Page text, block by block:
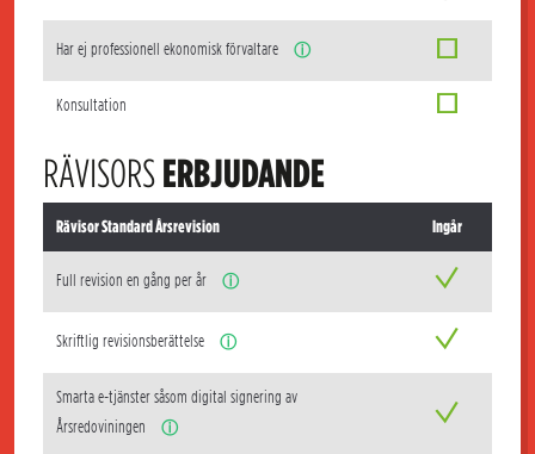
Har ej professionell ekonomisk förvaltare ⓘ
Konsultation
RÄVISORSERBJUDANDE
Rävisor Standard Årsrevision Ingår
Full revision en gång per år ⓘ
Skriftlig revisionsberättelse ⓘ
Smarta e-tjänster såsom digital signering av
Årsredoviningen
ⓘ